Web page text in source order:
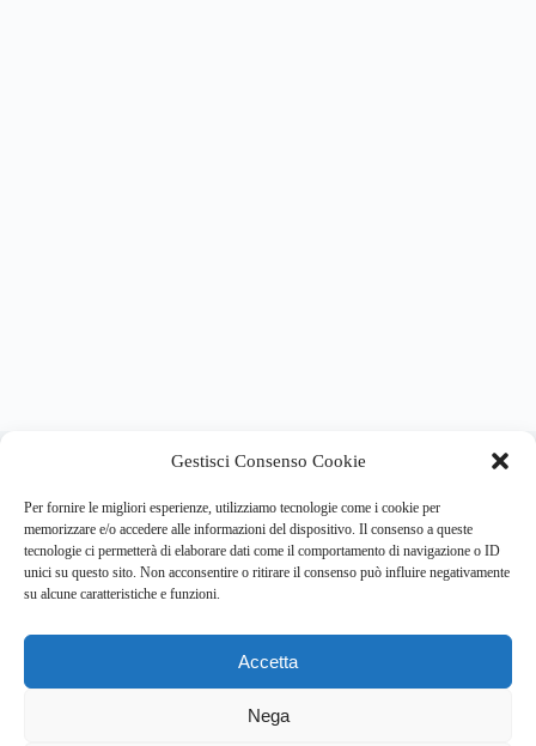
Gestisci Consenso Cookie
Per fornire le migliori esperienze, utilizziamo tecnologie come i cookie per
memorizzare e/o accedere alle informazioni del dispositivo. Il consenso a queste
tecnologie ci permetterà di elaborare dati come il comportamento di navigazione o ID
unici su questo sito. Non acconsentire o ritirare il consenso può influire negativamente
su alcune caratteristiche e funzioni.
Accetta
Nega
psicologia e salute mentale.
Address:
VIA USODIMARE 3 - 37138 - VERONA (VR)
info@respira.re
045-511-7681